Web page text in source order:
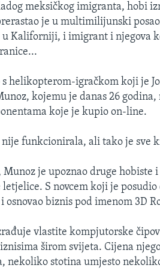
meksičkog imigranta, hobi
je u multimilijunski
u Kaliforniji, i imigrant i njegova
s helikopterom-igračkom koji je
kojemu je danas 26
koje je kupio on-line.
nije funkcionirala, ali tako je sve
Munoz je upoznao druge hobiste
S novcem koji je
osnovao biznis pod imenom 3D
vlastite kompjutorske
širom svijeta. Cijena
nekoliko stotina umjesto